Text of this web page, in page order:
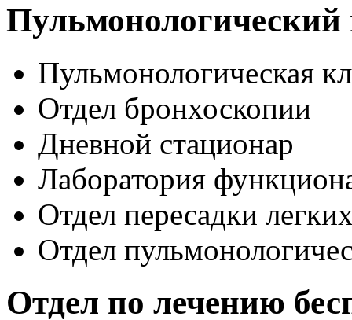
Пульмонологический
Пульмонологическая
Отдел бронхоскопии
Дневной стационар
Лаборатория
Отдел пересадки
Отдел
Отдел по лечению